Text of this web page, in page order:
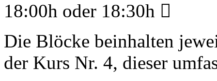
18:00h oder 18:30h 
Die Blöcke beinhalten
der Kurs Nr. 4, dieser